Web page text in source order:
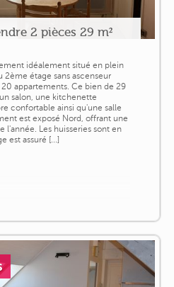
2 pièces 29 m²
idéalement situé en plein
étage sans ascenseur
appartements. Ce bien de 29
salon, une kitchenette
confortable ainsi qu'une salle
est exposé Nord, offrant une
l'année. Les huisseries sont en
est assuré [...]